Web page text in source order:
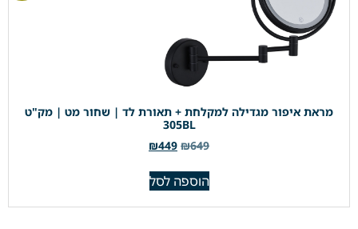
מראת איפור מגדילה למקלחת + תאורת לד | שחור מט | מק"ט
305BL
₪649
₪449
הוספה לסל